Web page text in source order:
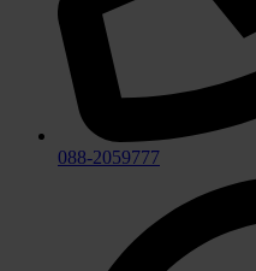
088-2059777